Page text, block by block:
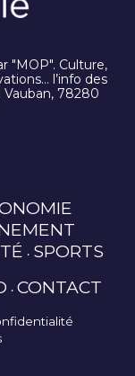
"MOP". Culture,
l’info des
Vauban, 78280
SPORTS
CONTACT